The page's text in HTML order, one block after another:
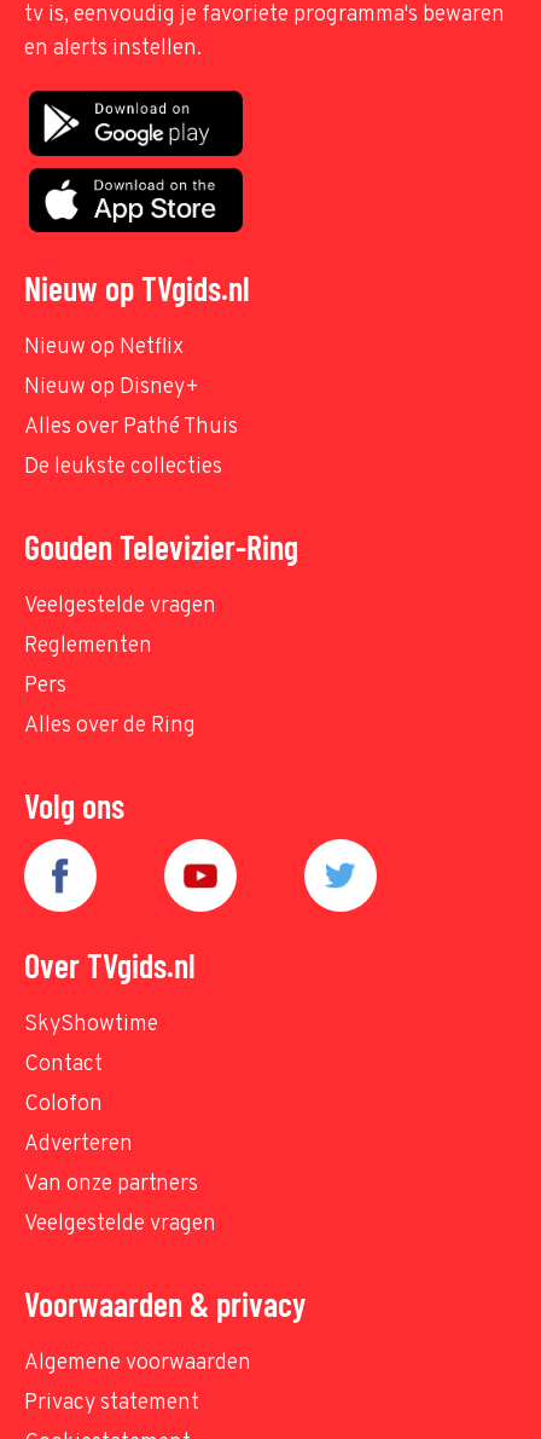
tv is, eenvoudig je favoriete programma's bewaren
en alerts instellen.
Nieuw op TVgids.nl
Nieuw op Netflix
Nieuw op Disney+
Alles over Pathé Thuis
De leukste collecties
Gouden Televizier-Ring
Veelgestelde vragen
Reglementen
Pers
Alles over de Ring
Volg ons
Over TVgids.nl
SkyShowtime
Contact
Colofon
Adverteren
Van onze partners
Veelgestelde vragen
Voorwaarden & privacy
Algemene voorwaarden
Privacy statement